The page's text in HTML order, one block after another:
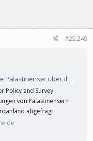
#25.249
die Hamas und den 7. Oktober
Policy and Survey
von Palästinensern
abgefragt